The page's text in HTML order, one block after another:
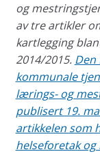
og
av tre artikler
kartlegging
2014/2015. Den
kommunale
lærings- og
publisert 19.
artikkelen som
helseforetak